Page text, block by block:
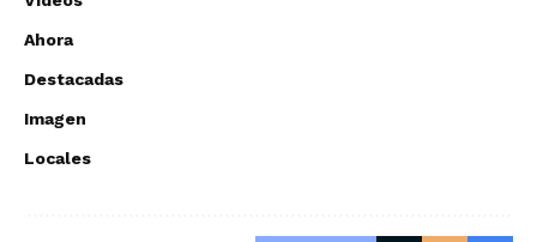
Ahora
Destacadas
Imagen
Locales